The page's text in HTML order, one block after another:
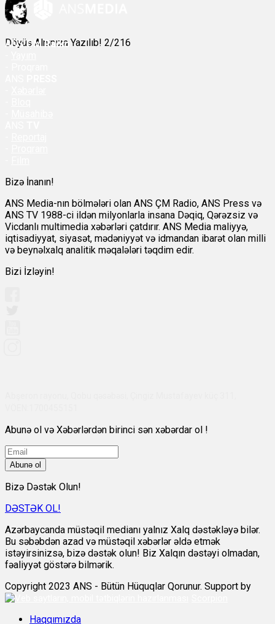
Döyüş Alnınıza Yazılıb! 2/216
ANSÇM Radio
Bizə İnanın!
ANS Media-nın bölmələri olan ANS ÇM Radio, ANS Press və
ANS TV 1988-ci ildən milyonlarla insana Dəqiq, Qərəzsiz və
Vicdanlı multimedia xəbərləri çatdırır. ANS Media maliyyə,
iqtisadiyyat, siyasət, mədəniyyət və idmandan ibarət olan milli
və beynəlxalq analitik məqalələri təqdim edir.
Bizi İzləyin!
Abunə ol və Xəbərlərdən birinci sən xəbərdar ol !
Abunə ol
Bizə Dəstək Olun!
DƏSTƏK OL!
Azərbaycanda müstəqil medianı yalnız Xalq dəstəkləyə bilər.
Bu səbəbdən azad və müstəqil xəbərlər əldə etmək
istəyirsinizsə, bizə dəstək olun! Biz Xalqın dəstəyi olmadan,
fəaliyyət göstərə bilmərik.
Copyright 2023 ANS - Bütün Hüquqlar Qorunur. Support by
Haqqımızda